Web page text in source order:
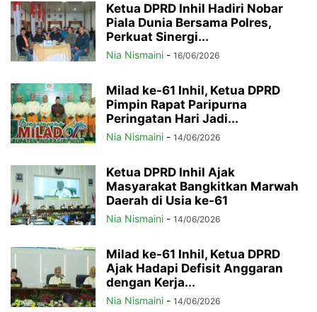
Ketua DPRD Inhil Hadiri Nobar
Piala Dunia Bersama Polres,
Perkuat Sinergi...
Nia Nismaini - 16/06/2026
Milad ke-61 Inhil, Ketua DPRD
Pimpin Rapat Paripurna
Peringatan Hari Jadi...
Nia Nismaini - 14/06/2026
Ketua DPRD Inhil Ajak
Masyarakat Bangkitkan Marwah
Daerah di Usia ke-61
Nia Nismaini - 14/06/2026
Milad ke-61 Inhil, Ketua DPRD
Ajak Hadapi Defisit Anggaran
dengan Kerja...
Nia Nismaini - 14/06/2026